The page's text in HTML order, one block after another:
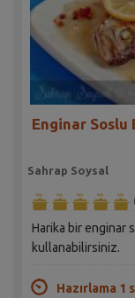
Enginar Soslu
Sahrap Soysal
Harika bir enginar
kullanabilirsiniz.
Hazırlama 1